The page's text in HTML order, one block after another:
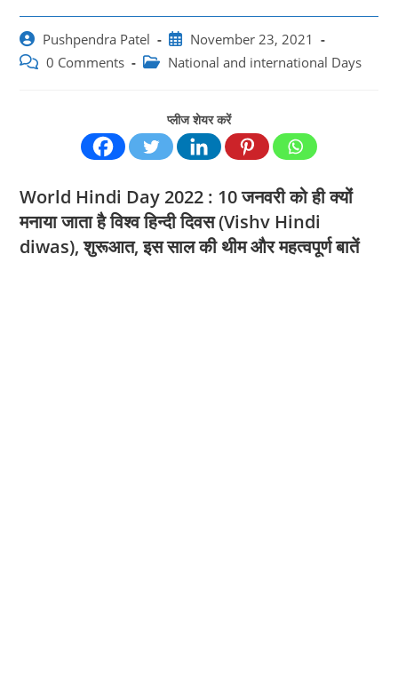
Post
author:
Pushpendra Patel
Post
published:
November 23, 2021
Post 0 Comments
Post National and international Days
प्लीज शेयर करें
World Hindi Day 2022 : 10 जनवरी को ही क्‍योंं
मनाया जाता है विश्व हिन्दी दिवस (Vishv Hindi
diwas), शुरूआत, इस साल की थीम और महत्‍वपूर्ण बातें